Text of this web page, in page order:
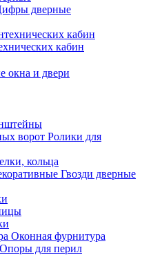
дверные
кабин
окна и двери
Ролики для
кольца
Гвозди дверные
Оконная фурнитура
Опоры для перил